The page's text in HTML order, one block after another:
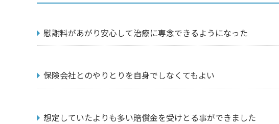
慰謝料があがり安心して治療に専念できるようになった
保険会社とのやりとりを自身でしなくてもよい
想定していたよりも多い賠償金を受けとる事ができました